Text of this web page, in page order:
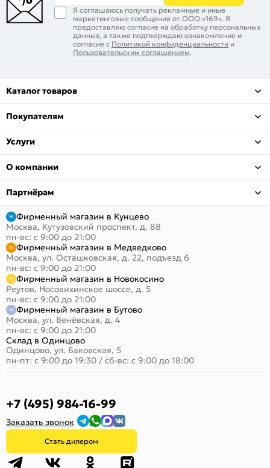
Я соглашаюсь получать рекламные и иные
маркетинговые сообщения от ООО «169». Я
предоставляю согласие на обработку персональных
данных, а также подтверждаю ознакомление и
согласие с Политикой конфиденциальности и
Пользовательским соглашением.
Каталог товаров
Покупателям
Услуги
О компании
Партнёрам
Фирменный магазин в Кунцево
Москва, Кутузовский проспект, д. 88
пн-вс: с 9:00 до 21:00
Фирменный магазин в Медведково
Москва, ул. Осташковская, д. 22, подъезд 6
пн-вс: с 9:00 до 21:00
Фирменный магазин в Новокосино
Реутов, Носовихинское шоссе, д. 5
пн-вс: с 9:00 до 21:00
Фирменный магазин в Бутово
Москва, ул. Венёвская, д. 4
пн-вс: с 9:00 до 21:00
Склад в Одинцово
Одинцово, ул. Баковская, 5
пн-пт: с 9:00 до 19:30 / сб-вс: с 9:00 до 18:00
+7 (495) 984-16-99
Заказать звонок
Стать дилером